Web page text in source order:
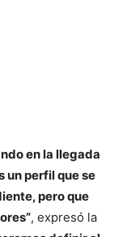
en la llegada
un perfil que se
pero que
, expresó la